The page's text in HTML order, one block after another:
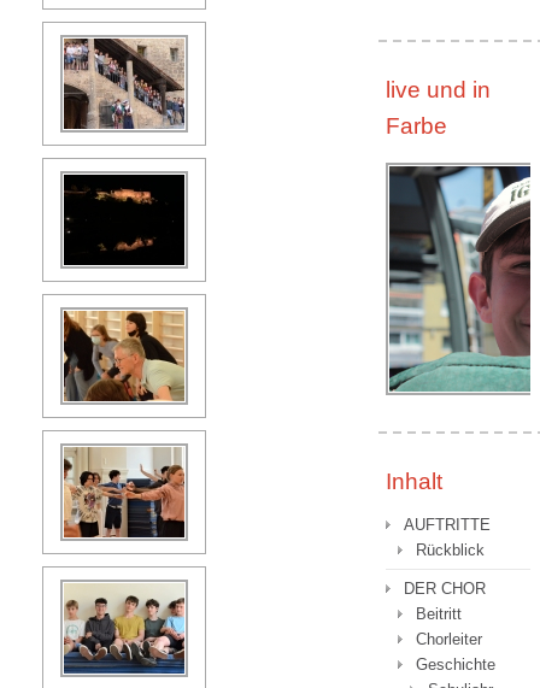
live und in
Farbe
Inhalt
AUFTRITTE
Rückblick
DER CHOR
Beitritt
Chorleiter
Geschichte